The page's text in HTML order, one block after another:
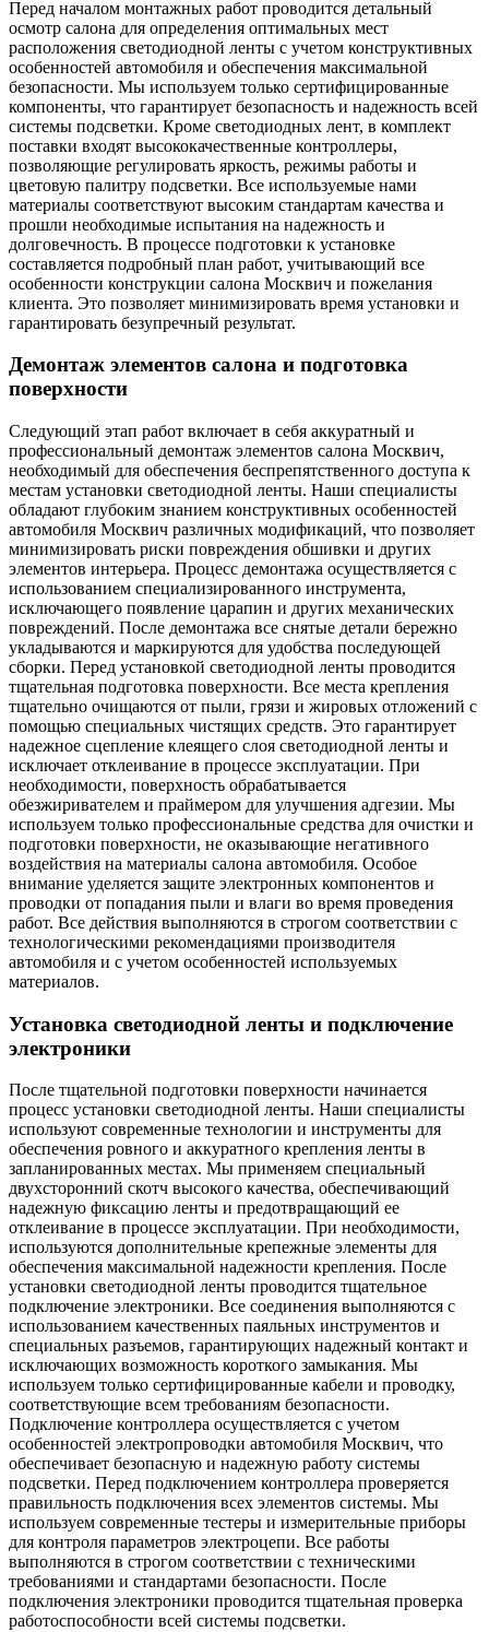
Перед началом монтажных работ проводится детальный
осмотр салона для определения оптимальных мест
расположения светодиодной ленты с учетом конструктивных
особенностей автомобиля и обеспечения максимальной
безопасности. Мы используем только сертифицированные
компоненты, что гарантирует безопасность и надежность всей
системы подсветки. Кроме светодиодных лент, в комплект
поставки входят высококачественные контроллеры,
позволяющие регулировать яркость, режимы работы и
цветовую палитру подсветки. Все используемые нами
материалы соответствуют высоким стандартам качества и
прошли необходимые испытания на надежность и
долговечность. В процессе подготовки к установке
составляется подробный план работ, учитывающий все
особенности конструкции салона Москвич и пожелания
клиента. Это позволяет минимизировать время установки и
гарантировать безупречный результат.
Демонтаж элементов салона и подготовка
поверхности
Следующий этап работ включает в себя аккуратный и
профессиональный демонтаж элементов салона Москвич,
необходимый для обеспечения беспрепятственного доступа к
местам установки светодиодной ленты. Наши специалисты
обладают глубоким знанием конструктивных особенностей
автомобиля Москвич различных модификаций, что позволяет
минимизировать риски повреждения обшивки и других
элементов интерьера. Процесс демонтажа осуществляется с
использованием специализированного инструмента,
исключающего появление царапин и других механических
повреждений. После демонтажа все снятые детали бережно
укладываются и маркируются для удобства последующей
сборки. Перед установкой светодиодной ленты проводится
тщательная подготовка поверхности. Все места крепления
тщательно очищаются от пыли, грязи и жировых отложений с
помощью специальных чистящих средств. Это гарантирует
надежное сцепление клеящего слоя светодиодной ленты и
исключает отклеивание в процессе эксплуатации. При
необходимости, поверхность обрабатывается
обезжиривателем и праймером для улучшения адгезии. Мы
используем только профессиональные средства для очистки и
подготовки поверхности, не оказывающие негативного
воздействия на материалы салона автомобиля. Особое
внимание уделяется защите электронных компонентов и
проводки от попадания пыли и влаги во время проведения
работ. Все действия выполняются в строгом соответствии с
технологическими рекомендациями производителя
автомобиля и с учетом особенностей используемых
материалов.
Установка светодиодной ленты и подключение
электроники
После тщательной подготовки поверхности начинается
процесс установки светодиодной ленты. Наши специалисты
используют современные технологии и инструменты для
обеспечения ровного и аккуратного крепления ленты в
запланированных местах. Мы применяем специальный
двухсторонний скотч высокого качества, обеспечивающий
надежную фиксацию ленты и предотвращающий ее
отклеивание в процессе эксплуатации. При необходимости,
используются дополнительные крепежные элементы для
обеспечения максимальной надежности крепления. После
установки светодиодной ленты проводится тщательное
подключение электроники. Все соединения выполняются с
использованием качественных паяльных инструментов и
специальных разъемов, гарантирующих надежный контакт и
исключающих возможность короткого замыкания. Мы
используем только сертифицированные кабели и проводку,
соответствующие всем требованиям безопасности.
Подключение контроллера осуществляется с учетом
особенностей электропроводки автомобиля Москвич, что
обеспечивает безопасную и надежную работу системы
подсветки. Перед подключением контроллера проверяется
правильность подключения всех элементов системы. Мы
используем современные тестеры и измерительные приборы
для контроля параметров электроцепи. Все работы
выполняются в строгом соответствии с техническими
требованиями и стандартами безопасности. После
подключения электроники проводится тщательная проверка
работоспособности всей системы подсветки.